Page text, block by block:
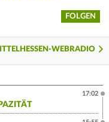
FOLGEN
WEBRADIO
17:02